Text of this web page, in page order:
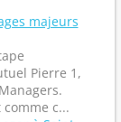
majeurs
Pierre 1,
c...